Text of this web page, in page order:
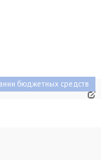
бюджетных средств